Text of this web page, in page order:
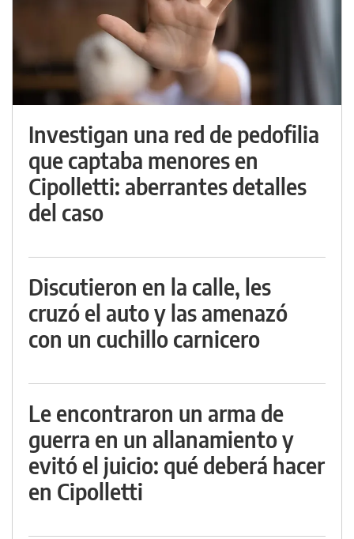
Investigan una red de pedofilia
que captaba menores en
Cipolletti: aberrantes detalles
del caso
Discutieron en la calle, les
cruzó el auto y las amenazó
con un cuchillo carnicero
Le encontraron un arma de
guerra en un allanamiento y
evitó el juicio: qué deberá hacer
en Cipolletti